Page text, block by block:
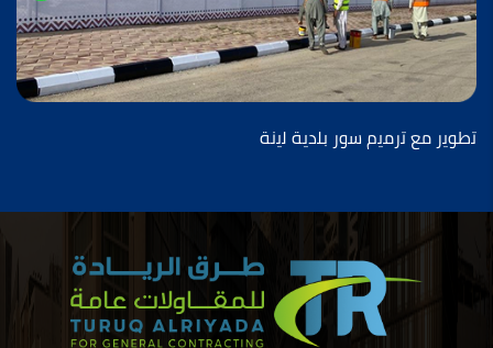
ﺗطوﯾر ﻣﻊ ﺗرﻣﯾم ﺳور ﺑﻠدﯾﺔ ﻟﯾﻧﺔ